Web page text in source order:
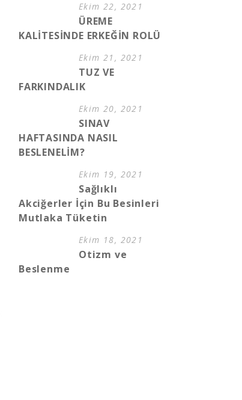
Ekim 22, 2021
ÜREME
KALİTESİNDE ERKEĞİN ROLÜ
Ekim 21, 2021
TUZ VE
FARKINDALIK
Ekim 20, 2021
SINAV
HAFTASINDA NASIL
BESLENELİM?
Ekim 19, 2021
Sağlıklı
Akciğerler İçin Bu Besinleri
Mutlaka Tüketin
Ekim 18, 2021
Otizm ve
Beslenme